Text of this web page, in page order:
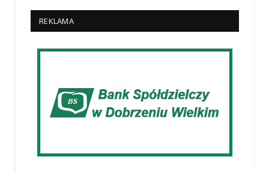
REKLAMA